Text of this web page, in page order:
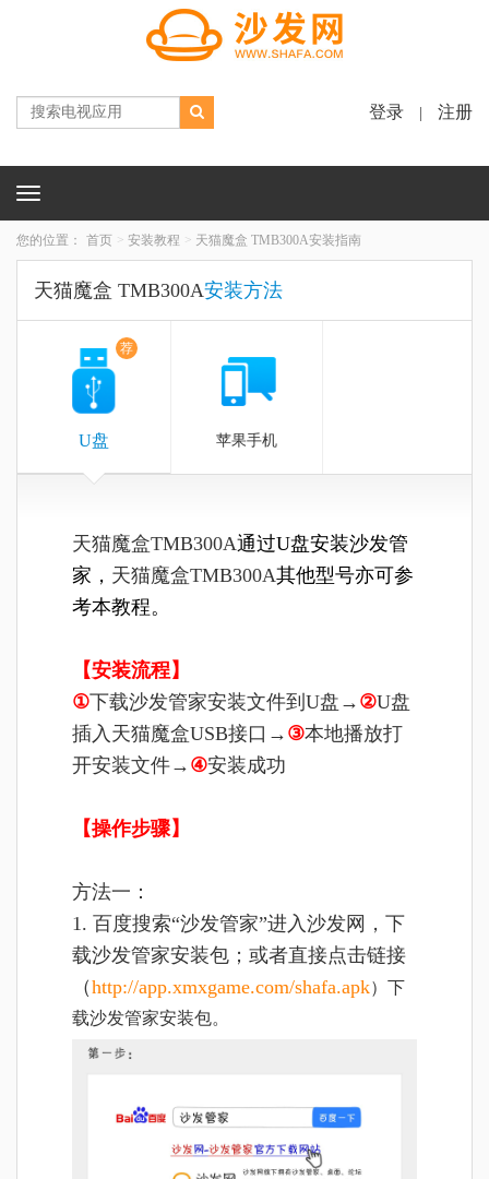
登录 注册
Toggle
您的位置： 首页 安装教程 天猫魔盒 TMB300A安装指南
天猫魔盒 TMB300A安装方法
荐
U盘 苹果手机
天猫魔盒TMB300A通过U盘安装沙发管
家 ， 天猫魔盒TMB300A其他型号亦可参
考本教程。
【安装流程】
①下载沙发管家安装文件到U盘→ ②U盘
插入天猫魔盒USB接口→ ③本地播放打
开安装文件→ ④安装成功
【操作步骤】
方法一：
1. 百度搜索“沙发管家”进入沙发网，下
载沙发管家安装包；或者直接点击链接
（http://app.xmxgame.com/shafa.apk）下
载沙发管家安装包。